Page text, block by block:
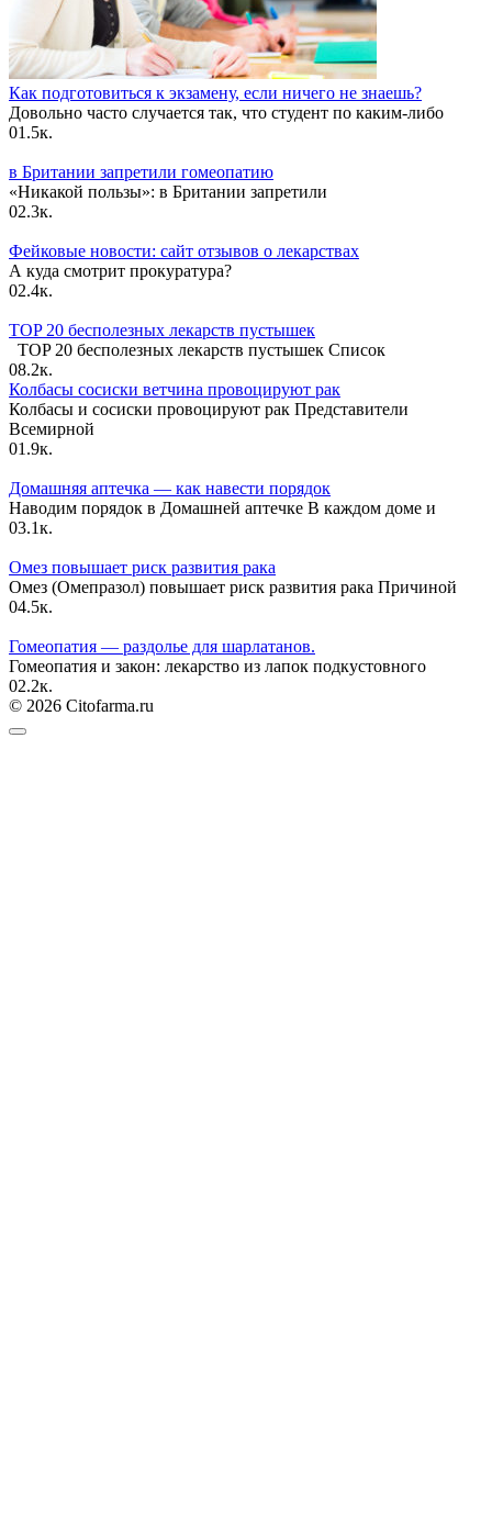
Как подготовиться к экзамену, если ничего не знаешь?
Довольно часто случается так, что студент по каким-либо
01.5к.
в Британии запретили гомеопатию
«Никакой пользы»: в Британии запретили
02.3к.
Фейковые новости: сайт отзывов о лекарствах
А куда смотрит прокуратура?
02.4к.
TOP 20 бесполезных лекарств пустышек
TOP 20 бесполезных лекарств пустышек Список
08.2к.
Колбасы сосиски ветчина провоцируют рак
Колбасы и сосиски провоцируют рак Представители
Всемирной
01.9к.
Домашняя аптечка — как навести порядок
Наводим порядок в Домашней аптечке В каждом доме и
03.1к.
Омез повышает риск развития рака
Омез (Омепразол) повышает риск развития рака Причиной
04.5к.
Гомеопатия — раздолье для шарлатанов.
Гомеопатия и закон: лекарство из лапок подкустовного
02.2к.
© 2026 Citofarma.ru